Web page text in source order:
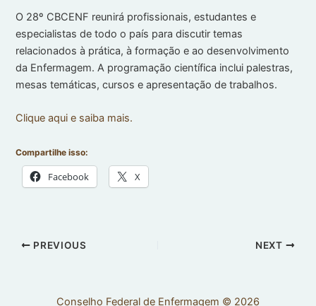
O 28º CBCENF reunirá profissionais, estudantes e
especialistas de todo o país para discutir temas
relacionados à prática, à formação e ao desenvolvimento
da Enfermagem. A programação científica inclui palestras,
mesas temáticas, cursos e apresentação de trabalhos.
Clique aqui e saiba mais.
Compartilhe isso:
Facebook X
PREVIOUS NEXT
Conselho Federal de Enfermagem © 2026